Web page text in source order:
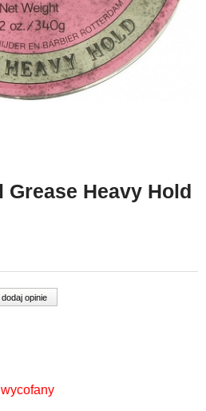
Grease Heavy Hold
dodaj opinie